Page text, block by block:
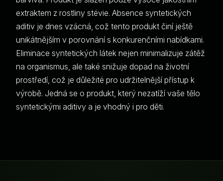
extraktem z rostliny stévie. Absence syntetických
aditiv je dnes vzácná, což tento produkt činí ještě
unikátnějším v porovnání s konkurenčními nabídkami.
Eliminace syntetických látek nejen minimalizuje zátěž
na organismus, ale také snižuje dopad na životní
prostředí, což je důležité pro udržitelnější přístup k
výrobě. Jedná se o produkt, který nezatíží vaše tělo
syntetickými aditivy a je vhodný i pro děti.